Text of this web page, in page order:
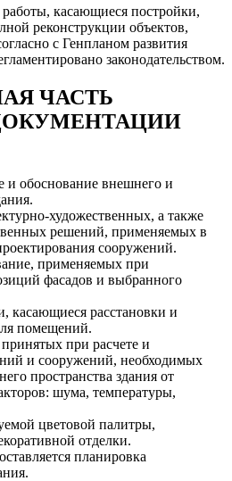
работы, касающиеся постройки,
реконструкции объектов,
с Генпланом развития
законодательством.
ЧАСТЬ
и обоснование внешнего и
художественных, а также
решений, применяемых в
сооружений.
применяемых при
фасадов и выбранного
касающиеся расстановки и
помещений.
при расчете и
и сооружений, необходимых
пространства здания от
шума, температуры,
цветовой палитры,
отделки.
планировка